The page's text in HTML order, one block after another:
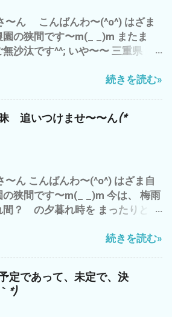
ます が 来年 １０年後 いや、孫
で と なると？ そ〜 単純に結
る ＝計算 ＝割り切れる ものな
菜達のお世話 って？ 今のところ
産性＝収穫も 無い(*´ω｀*) その
では、 コスパは、 ０ゼロ 最低
とに(*´ω｀*) なので、 自然農っ
- 6月 04, 2023 って ことね^^; や
自然農は、 土作り ３年 技術・経
どのくらいか？ １０年か？ 数値
の中、 効率ばかりでは、 人生 豊
、・・・・ だと^^; 追伸 今、フト
のです が、 嫌なことを、嫌な気
ること ＝ イヤイヤながら 仕方
夏休みの昆虫採集のコレクショ
連日の暑さで 夏バテぎみ(*´ω
、 トイレの水 がぶ飲み(*´ω｀*)
にご注意して、 この夏を 乗り切
ょ〜(^o^) では、 また
〜ん こんばんわ〜(^o^) はざま
園の狭間です〜m(_ _)m またま
無沙汰です^^; いや〜〜 三重県
ルバーさんの依頼の草刈り&自分
刈り三昧(*´ω｀*) もちろん、今日
C自然農園にて草刈り デカ(*´ω
で 第一弾 梅干し ミナミヌマ
卵 メス 捕獲^^; シルバーさん
り 完了＼(^o^)／ 明日もまた、シ
ガス検診 完了＼(^o^)／ ってな
、ご報告まで^^; それでは、 皆様
雨明け 30℃超え(*´ω｀*) 熱中症
して、 自然農を楽しみましょ
では、 また
続きを読む»
追いつけませ〜〜ん(*
〜ん こんばんわ〜(^o^) はざま自
の狭間です〜m(_ _)m 今は、 梅雨
間？ の夕暮れ時を まったりと、
・ギターの鳴き 最高です(^o^) 今
長谷山も雨雲に 半分隠れて(*´ω
後から やっと 日差しが(^o^)
たしゃ〜 シルバーさんの草刈りの
続きを読む»
定であって、未定で、決
*)